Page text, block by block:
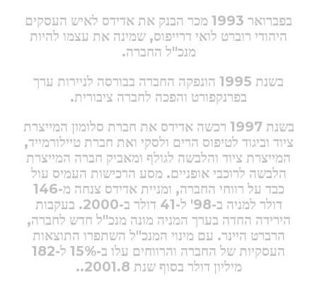
בפברואר 1993 מכר הבנק את אדידס לאיש העסקים
היהודי רוברט לואי דרייפוס, שמינה את עצמו להיות
מנכ"ל החברה.
בשנת 1995 הונפקה החברה בבורסה לניירות ערך
בפרנקפורט והפכה לחברה ציבורית.
בשנת 1997 רכשה אדידס את חברת סלומון המייצרת
ציוד וביגוד לטיפוס הרים ולסקי ואת חברת טיילורמייד,
המייצרת ציוד והלבשה לגולף ומאביק חברה המייצרת
הלבשה לרוכבי אופניים. מסע הרכישות העמיס עול
כבד על רווחי החברה, ומניית אדידס צנחה מ-146
דולר למניה ב-98' ל-41 דולר ב-2000. בעקבות
הירידה החדה בערך המניה מונה מנכ"ל חדש לחברה,
הרברט היינר. עם מינוי המנכ"ל השתפרו התוצאות
העסקיות של החברה והרווחים עלו ב-15% ל-182
מיליון דולר בסוף שנת 2001.8..